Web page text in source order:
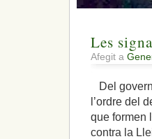
Les
Afegit a
Del
l’ordre del
que formen
contra la